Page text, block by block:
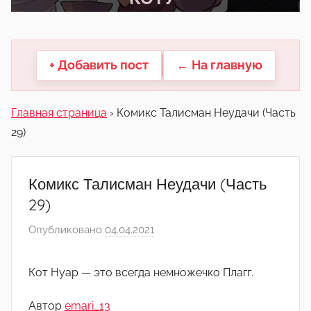
другие.
+ Добавить пост ← На главную
Главная страница › Комикс Талисман Неудачи (Часть
29)
Комикс Талисман Неудачи (Часть
29)
Опубликовано 04.04.2021
Кот Нуар — это всегда немножечко Плагг.
Автор emari_13